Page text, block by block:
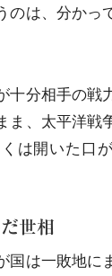
のは、分かっ
分相手の戦
ま、太平洋戦
は開いた口
世相
国は一敗地に